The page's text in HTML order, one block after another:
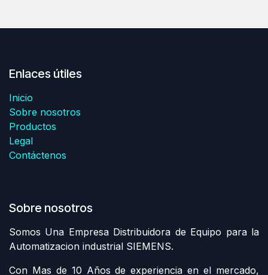
Enlaces útiles
Inicio
Sobre nosotros
Productos
Legal
Contáctenos
Sobre nosotros
Somos Una Empresa Distribuidora de Equipo para la
Automatizacion industrial SIEMENS.
Con Mas de 10 Años de experiencia en el mercado,